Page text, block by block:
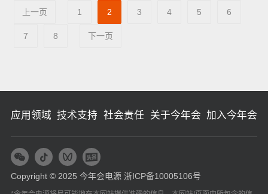
上一页 1 2 3 4 5 6
7 8 下一页
应用领域 技术支持 社会责任 关于今年会 加入今年会
Copyright © 2025 今年会电源 浙ICP备10005106号